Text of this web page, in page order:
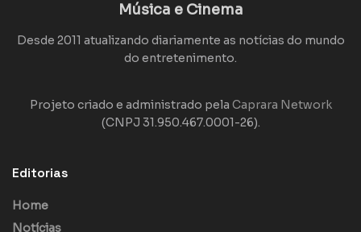
Música e Cinema
Desde 2011 atualizando diariamente as notícias do mundo
do entretenimento.
Projeto criado e administrado pela Caprara Network
(CNPJ 31.950.467.0001-26).
Editorias
Home
Notícias